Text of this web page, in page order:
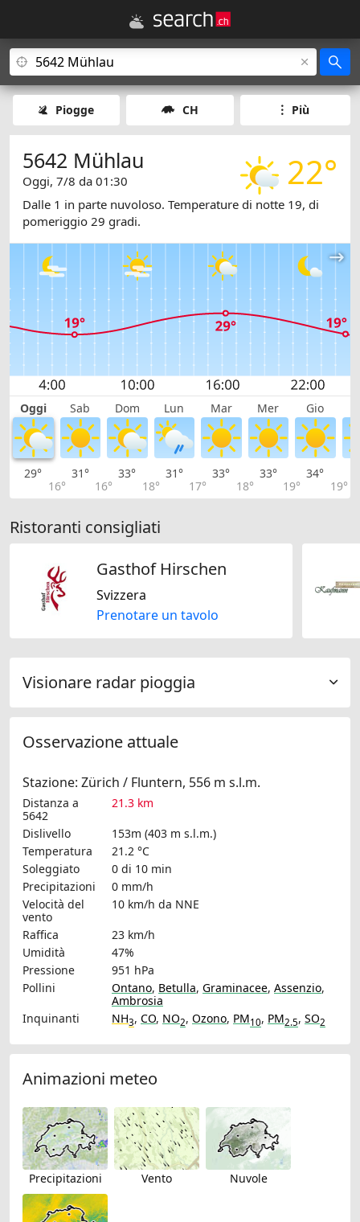
Piogge CH Più
22°
5642 Mühlau
Oggi, 7/8 da 01:30
Dalle 1 in parte nuvoloso. Temperature di notte 19, di
pomeriggio 29 gradi.
Oggi Sab Dom Lun Mar Mer Gio
29°
16°
31°
16°
33°
18°
31°
17°
33°
18°
33°
19°
34°
19°
Ristoranti consigliati
Gasthof Hirschen
Svizzera
Prenotare un tavolo
Visionare radar pioggia
Osservazione attuale
Stazione: Zürich / Fluntern, 556 m s.l.m.
Distanza a
5642
21.3 km
Dislivello
153m (403 m s.l.m.)
Temperatura
21.2 °C
Soleggiato
0 di 10 min
Precipitazioni
0 mm/h
Velocità del
vento
10 km/h da NNE
Raffica
23 km/h
Umidità
47%
Pressione
951 hPa
Pollini
Ontano, Betulla, Graminacee, Assenzio,
Ambrosia
Inquinanti
NH3, CO, NO2, Ozono, PM10, PM2.5, SO2
Animazioni meteo
Precipitazioni Vento Nuvole